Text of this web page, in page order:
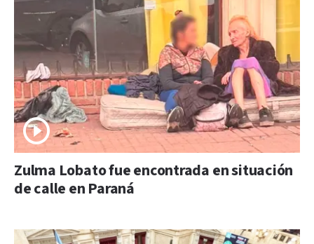
Zulma Lobato fue encontrada en situación
de calle en Paraná